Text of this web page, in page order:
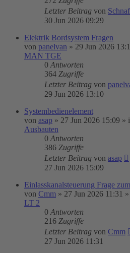
Letzter Beitrag von
30 Jun 2026 09:29
Elektrik Bordsystem Fragen
von panelvan » 29 Jun 2026
MAN TGE
0 Antworten
364 Zugriffe
Letzter Beitrag von
29 Jun 2026 13:10
Systembedienelement
von asap » 27 Jun 2026 15:09 »
Ausbauten
0 Antworten
386 Zugriffe
Letzter Beitrag von asap
27 Jun 2026 15:09
Einlasskanalsteuerung Frage
von Cmm » 27 Jun 2026 11:31
LT 2
0 Antworten
216 Zugriffe
Letzter Beitrag von Cmm
27 Jun 2026 11:31